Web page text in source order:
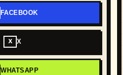
FACEBOOK
X X
WHATSAPP